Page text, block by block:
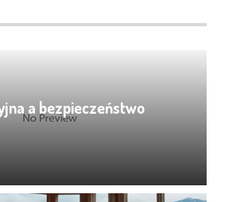
a bezpieczeństwo